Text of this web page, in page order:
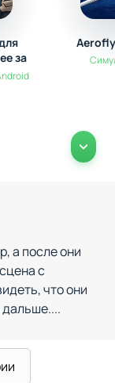
"Клуб
путешествие,
за
а после они
с
что они
дальше....
я их